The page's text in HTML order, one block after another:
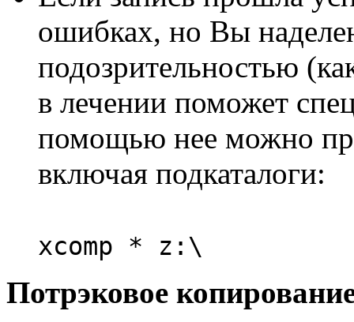
ошибках, но Вы
подозрительностью
в лечении поможет
помощью нее можно
включая подкаталоги:
xcomp * z:\
Потрэковое